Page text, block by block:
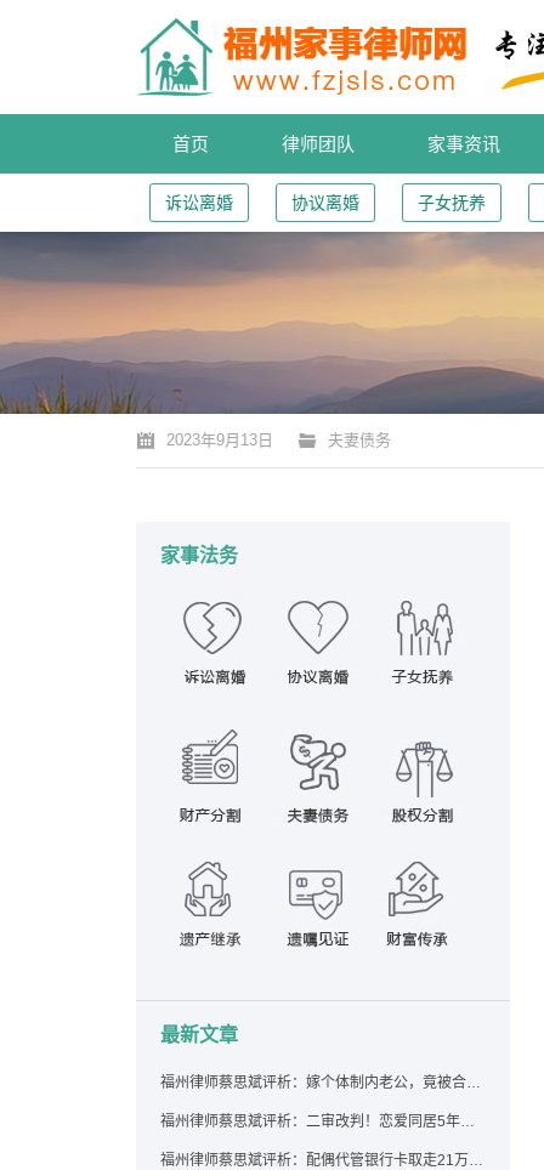
首页 律师团队 家事资讯
诉讼离婚 协议离婚 子女抚养
2023年9月13日 夫妻债务
家事法务
最新文章
福州律师蔡思斌评析：嫁个体制内老公，竟被合伙设局背上近百万债务，婚前不查征信真要命！
福州律师蔡思斌评析：二审改判！恋爱同居5年为女友买车，分手后能要回吗？
福州律师蔡思斌评析：配偶代管银行卡取走21万，离婚后这笔钱还要得回来吗？